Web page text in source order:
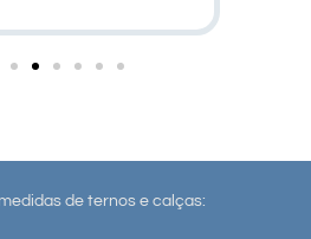
de ternos e calças: